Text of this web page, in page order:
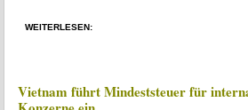
WEITERLESEN:
Vietnam führt Mindeststeuer für